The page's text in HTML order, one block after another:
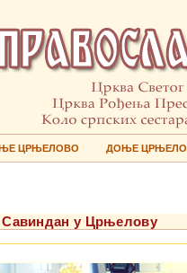
ЦРЊЕЛОВО ДОЊЕ
Савиндан у Црњелову